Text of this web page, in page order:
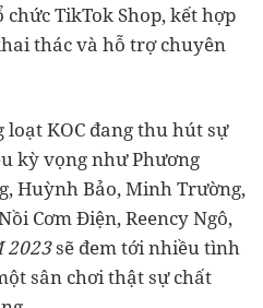
TikTok Shop, kết hợp
thác và hỗ trợ chuyên
loạt KOC đang thu hút sự
kỳ vọng như Phương
Huỳnh Bảo, Minh Trường,
Cơm Điện, Reency Ngô,
2023sẽ đem tới nhiều tình
sân chơi thật sự chất